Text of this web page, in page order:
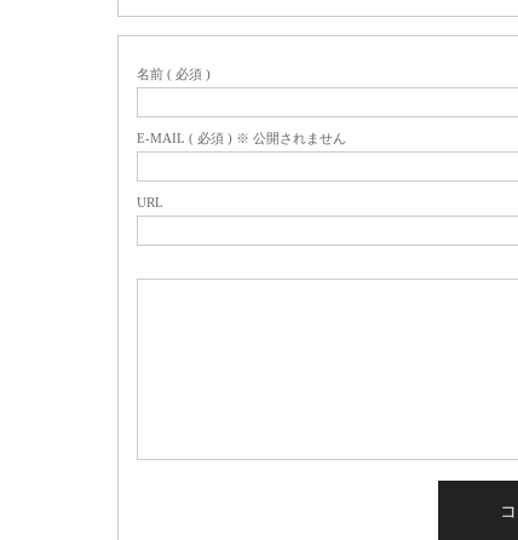
名前 ( 必須 )
E-MAIL ( 必須 ) ※ 公開されません
URL